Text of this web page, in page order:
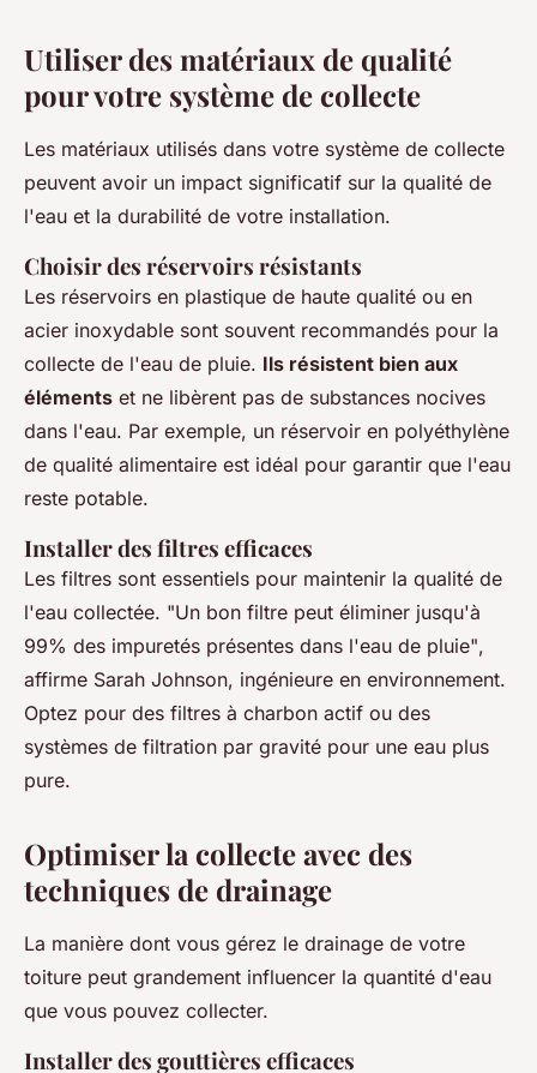
Utiliser des matériaux de qualité
pour votre système de collecte
Les matériaux utilisés dans votre système de collecte
peuvent avoir un impact significatif sur la qualité de
l'eau et la durabilité de votre installation.
Choisir des réservoirs résistants
Les réservoirs en plastique de haute qualité ou en
acier inoxydable sont souvent recommandés pour la
collecte de l'eau de pluie. Ils résistent bien aux
éléments et ne libèrent pas de substances nocives
dans l'eau. Par exemple, un réservoir en polyéthylène
de qualité alimentaire est idéal pour garantir que l'eau
reste potable.
Installer des filtres efficaces
Les filtres sont essentiels pour maintenir la qualité de
l'eau collectée. "Un bon filtre peut éliminer jusqu'à
99% des impuretés présentes dans l'eau de pluie",
affirme Sarah Johnson, ingénieure en environnement.
Optez pour des filtres à charbon actif ou des
systèmes de filtration par gravité pour une eau plus
pure.
Optimiser la collecte avec des
techniques de drainage
La manière dont vous gérez le drainage de votre
toiture peut grandement influencer la quantité d'eau
que vous pouvez collecter.
Installer des gouttières efficaces